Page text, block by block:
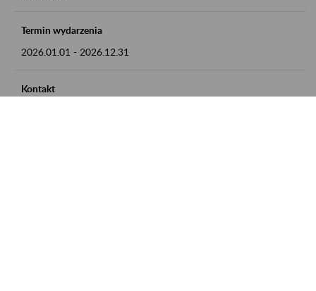
Termin wydarzenia
2026.01.01 - 2026.12.31
Kontakt